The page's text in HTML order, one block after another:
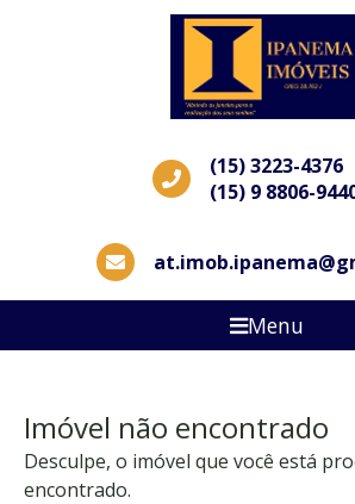
(15) 3223-4376
(15) 9 8806-
Menu
Imóvel não encontrado
Desculpe, o imóvel que você está
encontrado.